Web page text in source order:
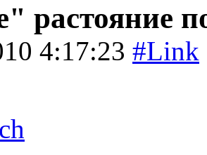
растояние
4:17:23 #Link